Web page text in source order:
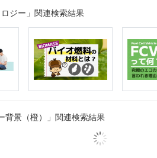
ジー」関連検索結果
背景（橙）」関連検索結果